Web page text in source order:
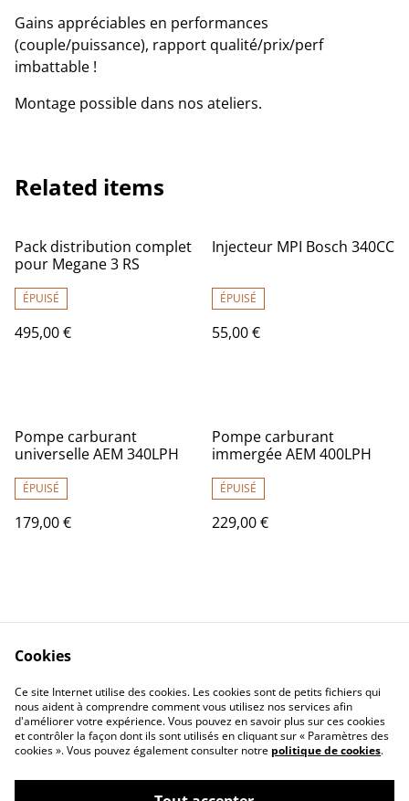
Gains appréciables en performances
(couple/puissance), rapport qualité/prix/perf
imbattable !
Montage possible dans nos ateliers.
Related items
Pack distribution complet
pour Megane 3 RS
ÉPUISÉ
495,00 €
Injecteur MPI Bosch 340CC
ÉPUISÉ
55,00 €
Pompe carburant
universelle AEM 340LPH
ÉPUISÉ
179,00 €
Pompe carburant
immergée AEM 400LPH
ÉPUISÉ
229,00 €
Nous contacter
CGV
Confidentialité
Cookies
Cookies
Ce site Internet utilise des cookies. Les cookies sont de petits fichiers qui
nous aident à comprendre comment vous utilisez nos services afin
d'améliorer votre expérience. Vous pouvez en savoir plus sur ces cookies
et contrôler la façon dont ils sont utilisés en cliquant sur « Paramètres des
cookies ». Vous pouvez également consulter notre politique de cookies.